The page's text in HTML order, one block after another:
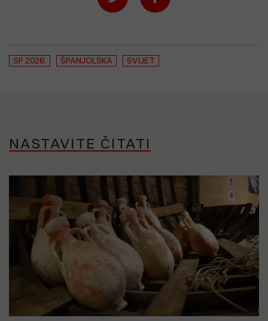
SP 2026. ŠPANJOLSKA SVIJET
NASTAVITE ČITATI